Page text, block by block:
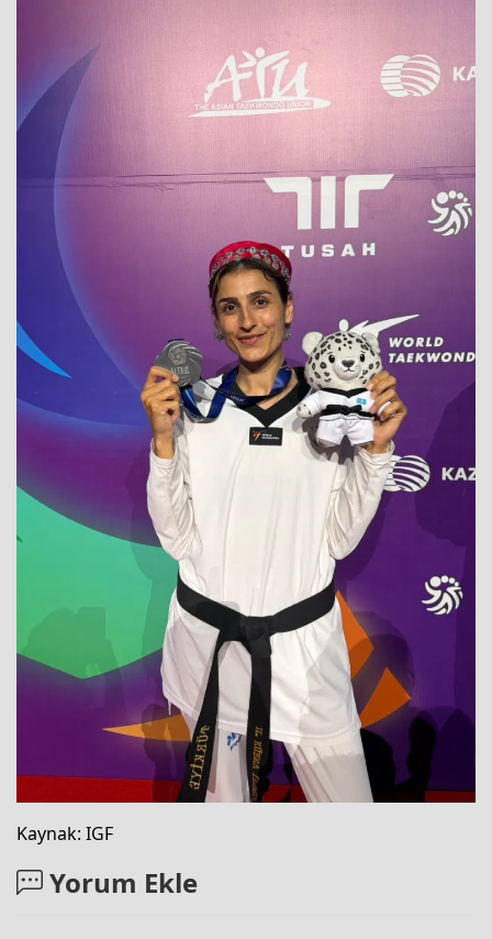
Kaynak: IGF
Yorum Ekle